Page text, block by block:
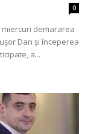
0
miercuri demararea
Dan și începerea
a...